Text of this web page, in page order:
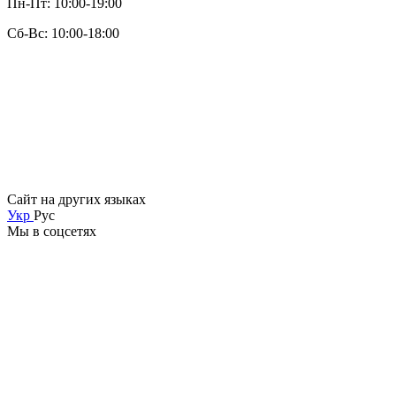
Сб-Вс: 10:00-18:00
Сайт на других языках
Укр Рус
Мы в соцсетях